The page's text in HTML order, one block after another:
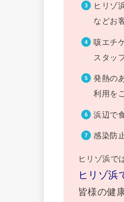
ヒリゾ
などお
咳エチ
スタッ
発熱の
利用を
浜辺で
感染防
ヒリゾ浜で
ヒリゾ浜
皆様の健